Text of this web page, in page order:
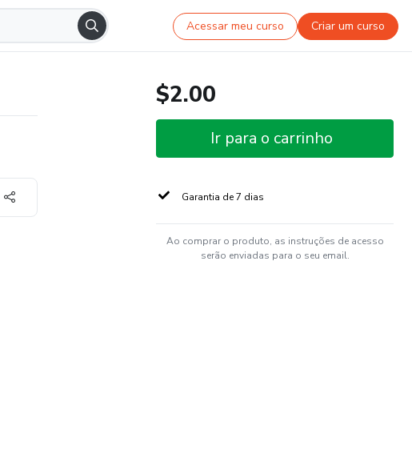
Acessar meu curso Criar um curso
$2.00
Ir para o carrinho
Garantia de 7 dias
Ao comprar o produto, as instruções de acesso
serão enviadas para o seu email.